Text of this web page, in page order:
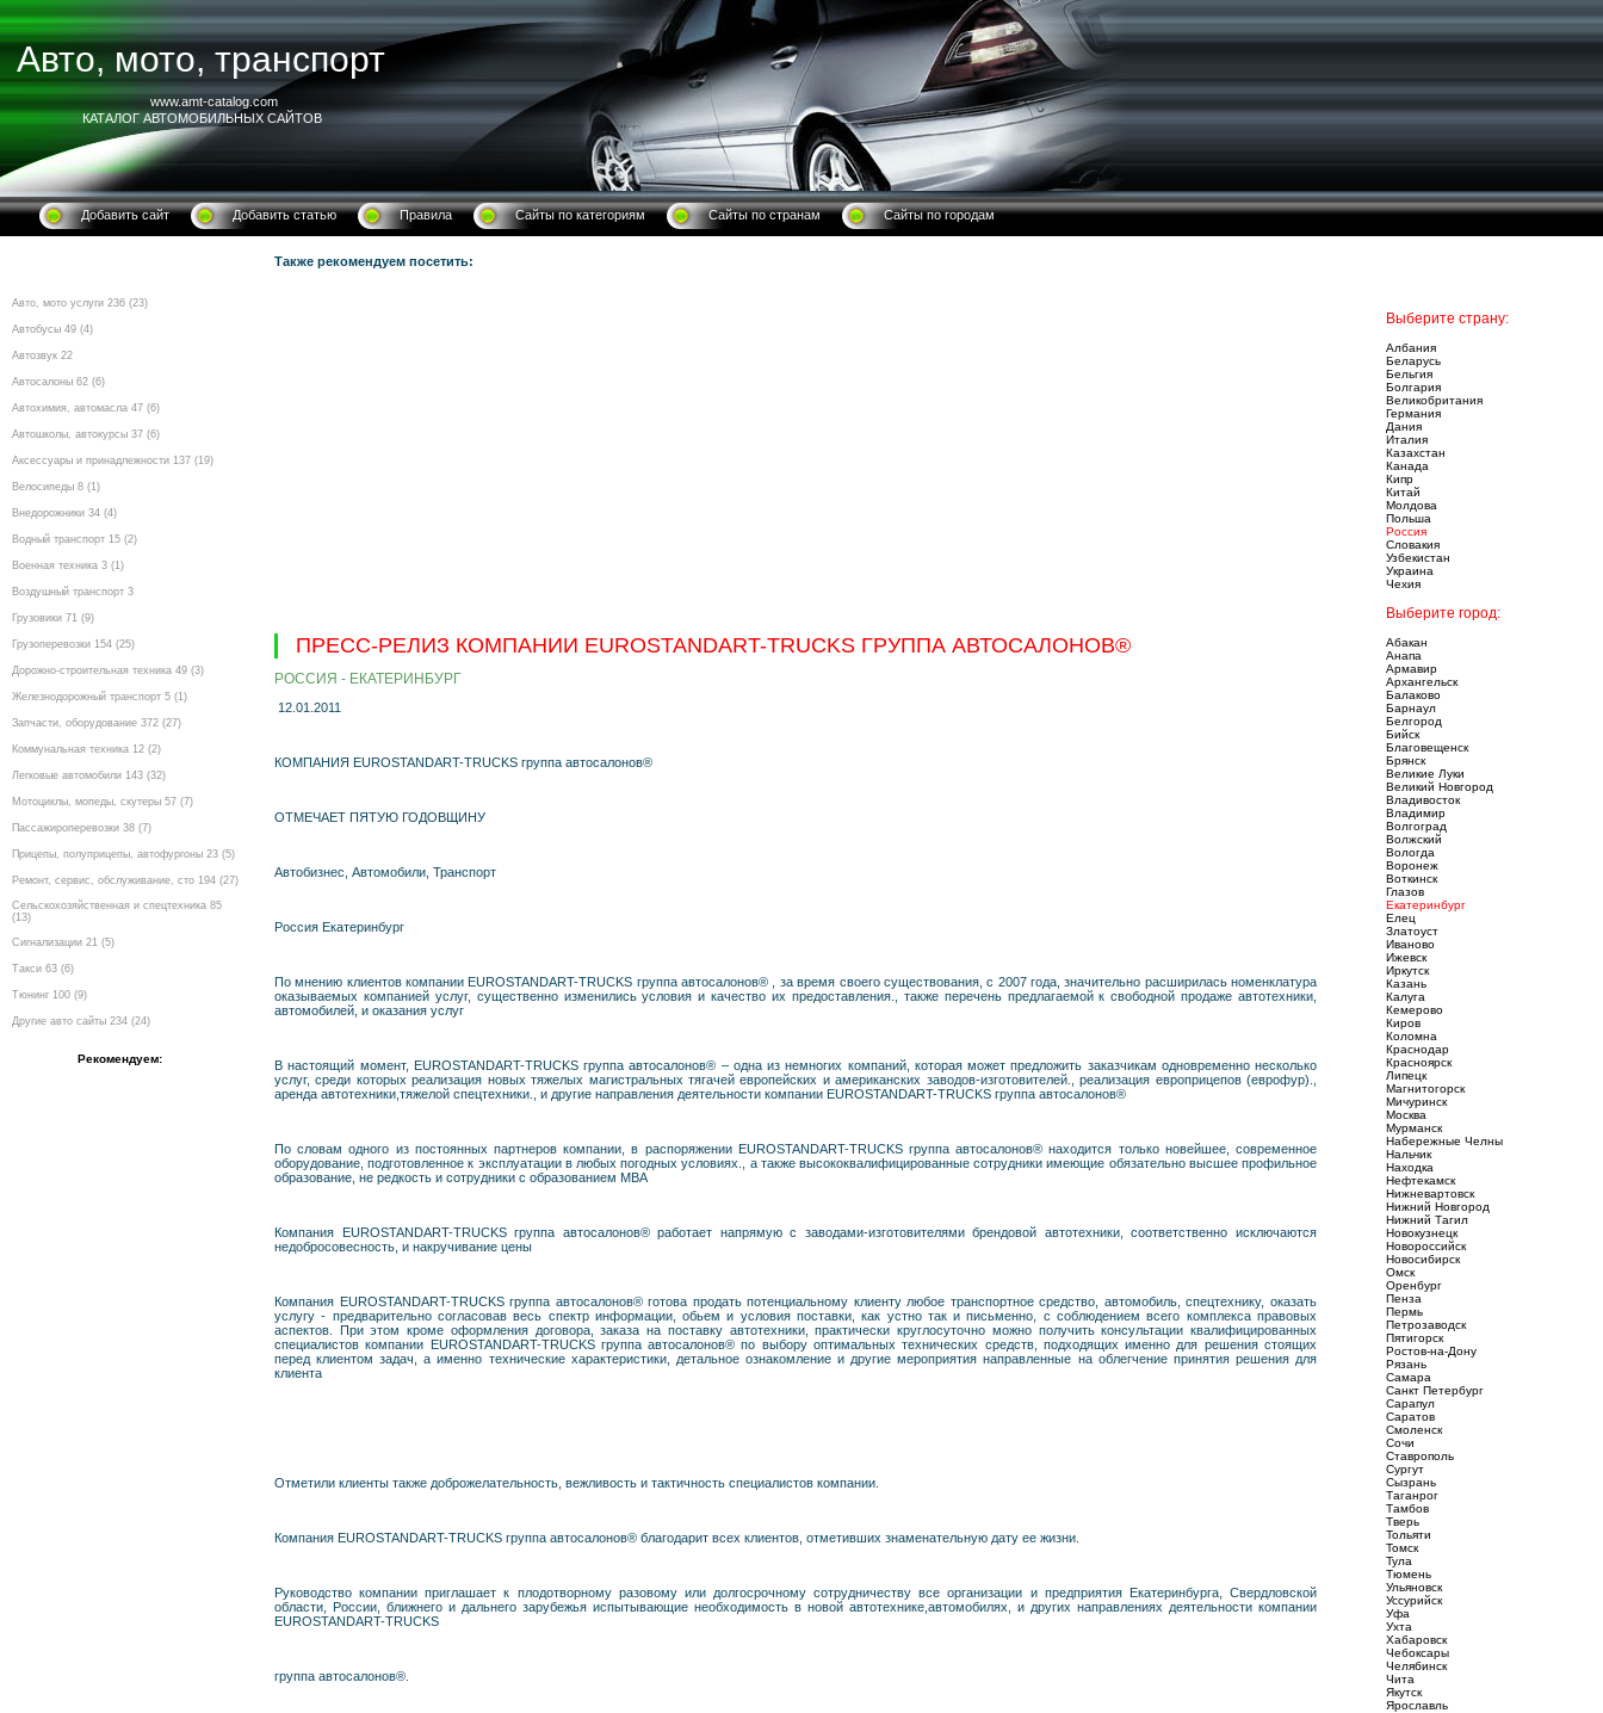
Авто, мото, транспорт
www.amt-catalog.com
КАТАЛОГ АВТОМОБИЛЬНЫХ САЙТОВ
Добавить сайт Добавить статью Правила Сайты по категориям Сайты по странам Сайты по городам
Авто, мото услуги 236 (23)
Автобусы 49 (4)
Автозвук 22
Автосалоны 62 (6)
Автохимия, автомасла 47 (6)
Автошколы, автокурсы 37 (6)
Аксессуары и принадлежности 137 (19)
Велосипеды 8 (1)
Внедорожники 34 (4)
Водный транспорт 15 (2)
Военная техника 3 (1)
Воздушный транспорт 3
Грузовики 71 (9)
Грузоперевозки 154 (25)
Дорожно-строительная техника 49 (3)
Железнодорожный транспорт 5 (1)
Запчасти, оборудование 372 (27)
Коммунальная техника 12 (2)
Легковые автомобили 143 (32)
Мотоциклы, мопеды, скутеры 57 (7)
Пассажироперевозки 38 (7)
Прицепы, полуприцепы, автофургоны 23 (5)
Ремонт, сервис, обслуживание, сто 194 (27)
Сельскохозяйственная и спецтехника 85
(13)
Сигнализации 21 (5)
Такси 63 (6)
Тюнинг 100 (9)
Другие авто сайты 234 (24)
Рекомендуем:
Также рекомендуем посетить:
ПРЕСС-РЕЛИЗ КОМПАНИИ EUROSTANDART-TRUCKS ГРУППА АВТОСАЛОНОВ®
РОССИЯ - ЕКАТЕРИНБУРГ
12.01.2011
КОМПАНИЯ EUROSTANDART-TRUCKS группа автосалонов®
ОТМЕЧАЕТ ПЯТУЮ ГОДОВЩИНУ
Автобизнес, Автомобили, Транспорт
Россия Екатеринбург
По мнению клиентов компании EUROSTANDART-TRUCKS группа автосалонов® , за время своего существования, с 2007 года, значительно расширилась номенклатура
оказываемых компанией услуг, существенно изменились условия и качество их предоставления., также перечень предлагаемой к свободной продаже автотехники,
автомобилей, и оказания услуг
В настоящий момент, EUROSTANDART-TRUCKS группа автосалонов® – одна из немногих компаний, которая может предложить заказчикам одновременно несколько
услуг, среди которых реализация новых тяжелых магистральных тягачей европейских и американских заводов-изготовителей., реализация европрицепов (еврофур).,
аренда автотехники,тяжелой спецтехники., и другие направления деятельности компании EUROSTANDART-TRUCKS группа автосалонов®
По словам одного из постоянных партнеров компании, в распоряжении EUROSTANDART-TRUCKS группа автосалонов® находится только новейшее, современное
оборудование, подготовленное к эксплуатации в любых погодных условиях., а также высококвалифицированные сотрудники имеющие обязательно высшее профильное
образование, не редкость и сотрудники с образованием МВА
Компания EUROSTANDART-TRUCKS группа автосалонов® работает напрямую с заводами-изготовителями брендовой автотехники, соответственно исключаются
недобросовесность, и накручивание цены
Компания EUROSTANDART-TRUCKS группа автосалонов® готова продать потенциальному клиенту любое транспортное средство, автомобиль, спецтехнику, оказать
услугу - предварительно согласовав весь спектр информации, обьем и условия поставки, как устно так и письменно, с соблюдением всего комплекса правовых
аспектов. При этом кроме оформления договора, заказа на поставку автотехники, практически круглосуточно можно получить консультации квалифицированных
специалистов компании EUROSTANDART-TRUCKS группа автосалонов® по выбору оптимальных технических средств, подходящих именно для решения стоящих
перед клиентом задач, а именно технические характеристики, детальное ознакомление и другие мероприятия направленные на облегчение принятия решения для
клиента
Отметили клиенты также доброжелательность, вежливость и тактичность специалистов компании.
Компания EUROSTANDART-TRUCKS группа автосалонов® благодарит всех клиентов, отметивших знаменательную дату ее жизни.
Руководство компании приглашает к плодотворному разовому или долгосрочному сотрудничеству все организации и предприятия Екатеринбурга, Свердловской
области, России, ближнего и дальнего зарубежья испытывающие необходимость в новой автотехнике,автомобилях, и других направлениях деятельности компании
EUROSTANDART-TRUCKS
группа автосалонов®.
Выберите страну:
Албания
Беларусь
Бельгия
Болгария
Великобритания
Германия
Дания
Италия
Казахстан
Канада
Кипр
Китай
Молдова
Польша
Россия
Словакия
Узбекистан
Украина
Чехия
Выберите город:
Абакан
Анапа
Армавир
Архангельск
Балаково
Барнаул
Белгород
Бийск
Благовещенск
Брянск
Великие Луки
Великий Новгород
Владивосток
Владимир
Волгоград
Волжский
Вологда
Воронеж
Воткинск
Глазов
Екатеринбург
Елец
Златоуст
Иваново
Ижевск
Иркутск
Казань
Калуга
Кемерово
Киров
Коломна
Краснодар
Красноярск
Липецк
Магнитогорск
Мичуринск
Москва
Мурманск
Набережные Челны
Нальчик
Находка
Нефтекамск
Нижневартовск
Нижний Новгород
Нижний Тагил
Новокузнецк
Новороссийск
Новосибирск
Омск
Оренбург
Пенза
Пермь
Петрозаводск
Пятигорск
Ростов-на-Дону
Рязань
Самара
Санкт Петербург
Сарапул
Саратов
Смоленск
Сочи
Ставрополь
Сургут
Сызрань
Таганрог
Тамбов
Тверь
Тольяти
Томск
Тула
Тюмень
Ульяновск
Уссурийск
Уфа
Ухта
Хабаровск
Чебоксары
Челябинск
Чита
Якутск
Ярослaвль